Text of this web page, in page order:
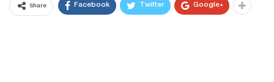
Share Facebook Twitter Google+